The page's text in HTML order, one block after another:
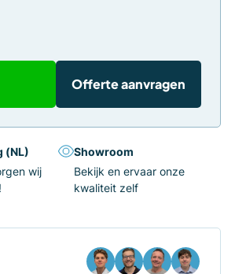
Offerte aanvragen
(NL)
wij
Showroom
Bekijk en ervaar onze
kwaliteit zelf